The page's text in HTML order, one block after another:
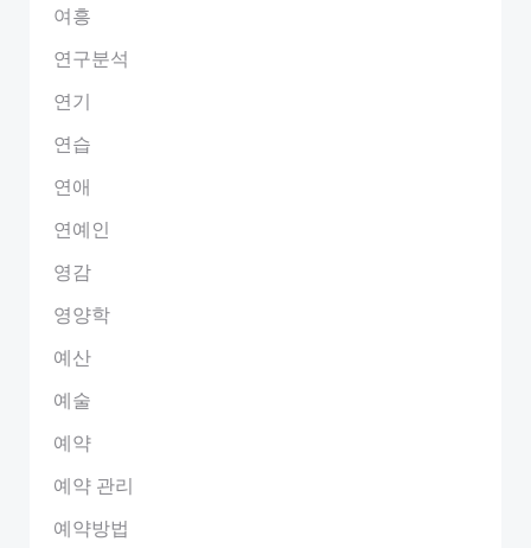
여흥
연구분석
연기
연습
연애
연예인
영감
영양학
예산
예술
예약
예약 관리
예약방법